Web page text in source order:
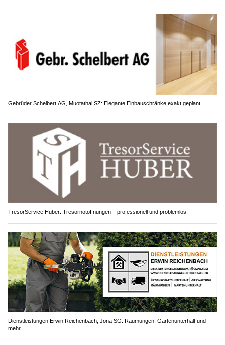
Gebrüder Schelbert AG, Muotathal SZ: Elegante Einbauschränke exakt geplant
TresorService Huber: Tresornotöffnungen – professionell und problemlos
Dienstleistungen Erwin Reichenbach, Jona SG: Räumungen, Gartenunterhalt und
mehr